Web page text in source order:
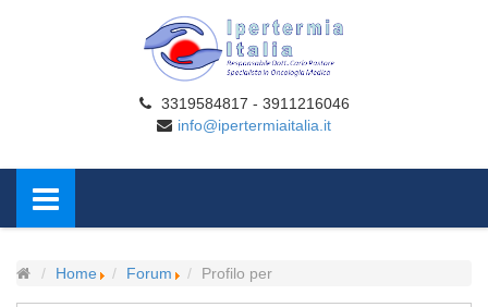
3319584817 - 3911216046
info@ipertermiaitalia.it
Home Forum Profilo per